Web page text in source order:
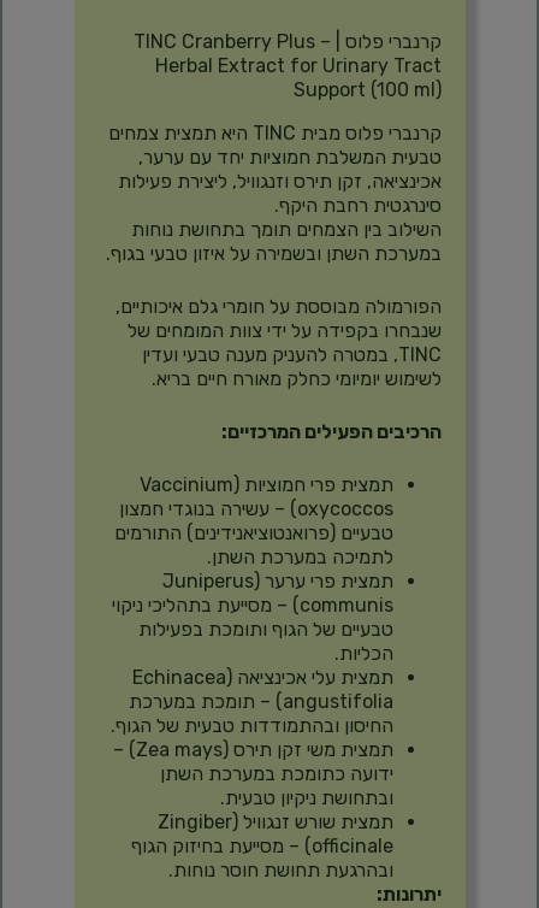
קרנברי פלוס | TINC Cranberry Plus –
Herbal Extract for Urinary Tract
Support (100 ml)
קרנברי פלוס מבית TINC היא תמצית צמחים
טבעית המשלבת חמוציות יחד עם ערער,
אכינציאה, זקן תירס וזנגוויל, ליצירת פעילות
סינרגטית רחבת היקף.
השילוב בין הצמחים תומך בתחושת נוחות
במערכת השתן ובשמירה על איזון טבעי בגוף.
הפורמולה מבוססת על חומרי גלם איכותיים,
שנבחרו בקפידה על ידי צוות המומחים של
TINC, במטרה להעניק מענה טבעי ועדין
לשימוש יומיומי כחלק מאורח חיים בריא.
הרכיבים הפעילים המרכזיים:
תמצית פרי חמוציות (Vaccinium
oxycoccos) – עשירה בנוגדי חמצון
טבעיים (פרואנטוציאנידינים) התורמים
לתמיכה במערכת השתן.
תמצית פרי ערער (Juniperus
communis) – מסייעת בתהליכי ניקוי
טבעיים של הגוף ותומכת בפעילות
הכליות.
תמצית עלי אכינציאה (Echinacea
angustifolia) – תומכת במערכת
החיסון ובהתמודדות טבעית של הגוף.
תמצית משי זקן תירס (Zea mays) –
ידועה כתומכת במערכת השתן
ובתחושת ניקיון טבעית.
תמצית שורש זנגוויל (Zingiber
officinale) – מסייעת בחיזוק הגוף
ובהרגעת תחושת חוסר נוחות.
יתרונות: